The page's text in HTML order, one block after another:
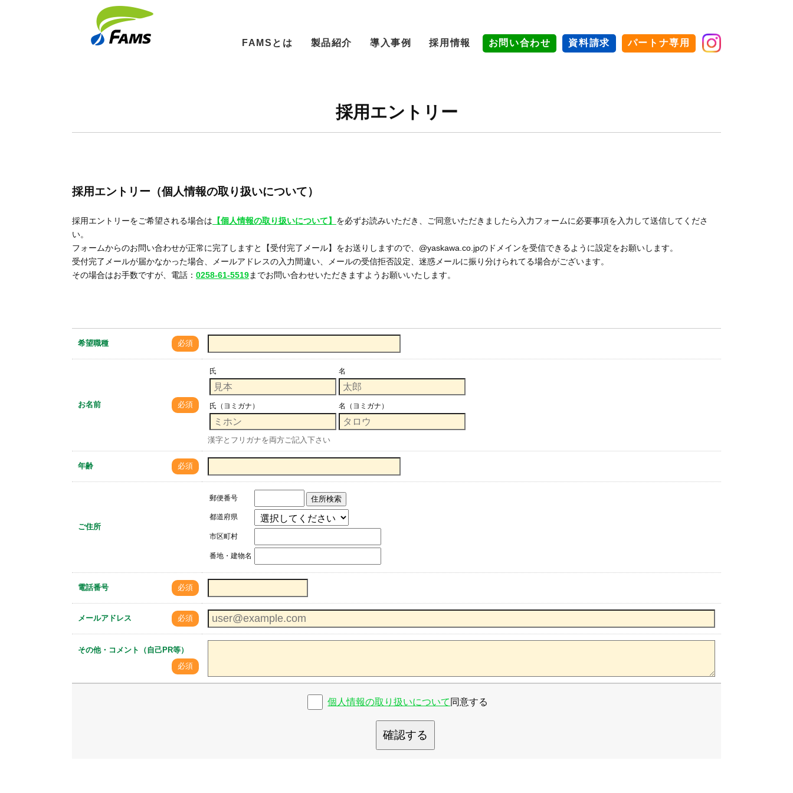
FAMSとは 製品紹介 導入事例 採用情報 お問い合わせ 資料請求 パートナ専用
採用エントリー
採用エントリー（個人情報の取り扱いについて）
採用エントリーをご希望される場合は 【個人情報の取り扱いについて】 を必ずお読みいただき、ご同意いただきましたら入力フォームに必要事項を入力して送信してくださ
い。
フォームからのお問い合わせが正常に完了しますと【受付完了メール】をお送りしますので、@yaskawa.co.jpのドメインを受信できるように設定をお願いします。
受付完了メールが届かなかった場合、メールアドレスの入力間違い、メールの受信拒否設定、迷惑メールに振り分けられてる場合がございます。
その場合はお手数ですが、電話： 0258-61-5519までお問い合わせいただきますようお願いいたします。
希望職種 必須
お名前 必須
氏 名
氏（ヨミガナ） 名（ヨミガナ）
漢字とフリガナを両方ご記入下さい
年齢 必須
ご住所
郵便番号 住所検索
都道府県
市区町村
番地・建物名
電話番号 必須
メールアドレス 必須
その他・コメント（自己PR等）
必須
個人情報の取り扱いについて 同意する
確認する